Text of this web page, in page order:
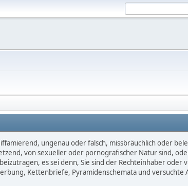
ungenau oder falsch, missbräuchlich oder
von sexueller oder pornografischer Natur sind,
es sei denn, Sie sind der Rechteinhaber oder
Kettenbriefe, Pyramidenschemata und versuchte